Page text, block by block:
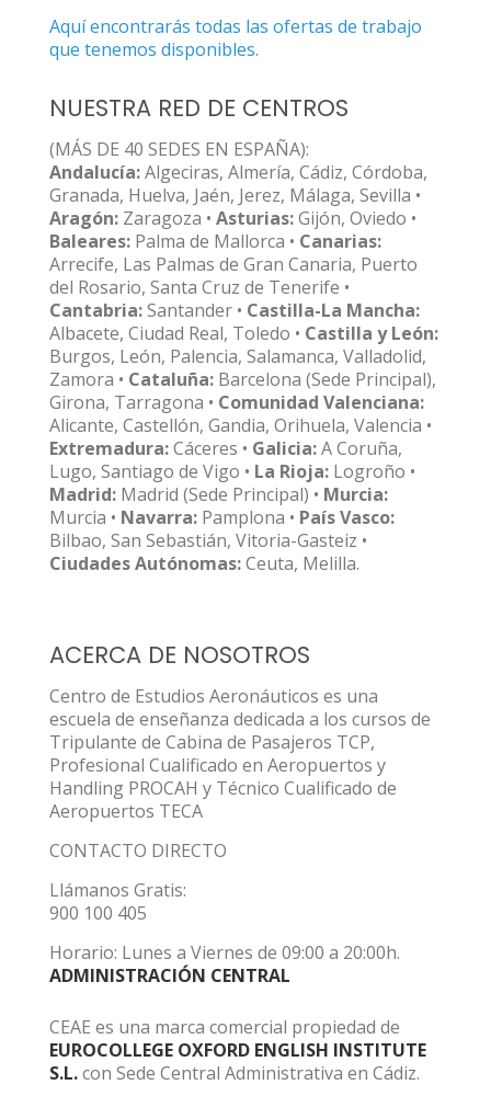
Aquí encontrarás todas las ofertas de trabajo
que tenemos disponibles.
NUESTRA RED DE CENTROS
(MÁS DE 40 SEDES EN ESPAÑA):
Andalucía:Algeciras, Almería, Cádiz, Córdoba,
Granada, Huelva, Jaén, Jerez, Málaga, Sevilla •
Aragón: Zaragoza • Asturias:Gijón, Oviedo •
Baleares: Palma de Mallorca • Canarias:
Arrecife, Las Palmas de Gran Canaria, Puerto
del Rosario, Santa Cruz de Tenerife •
Cantabria:Santander • Castilla-La Mancha:
Albacete, Ciudad Real, Toledo • Castilla y León:
Burgos, León, Palencia, Salamanca, Valladolid,
Zamora • Cataluña: Barcelona (Sede Principal),
Girona, Tarragona • Comunidad Valenciana:
Alicante, Castellón, Gandia, Orihuela, Valencia •
Extremadura:Cáceres • Galicia:A Coruña,
Lugo, Santiago de Vigo • La Rioja: Logroño •
Madrid: Madrid (Sede Principal) • Murcia:
Murcia • Navarra: Pamplona • País Vasco:
Bilbao, San Sebastián, Vitoria-Gasteiz •
Ciudades Autónomas:Ceuta, Melilla.
ACERCA DE NOSOTROS
Centro de Estudios Aeronáuticos es una
escuela de enseñanza dedicada a los cursos de
Tripulante de Cabina de Pasajeros TCP,
Profesional Cualificado en Aeropuertos y
Handling PROCAH y Técnico Cualificado de
Aeropuertos TECA
CONTACTO DIRECTO
Llámanos Gratis:
900 100 405
Horario: Lunes a Viernes de 09:00 a 20:00h.
ADMINISTRACIÓN CENTRAL
CEAE es una marca comercial propiedad de
EUROCOLLEGE OXFORD ENGLISH INSTITUTE
S.L.con Sede Central Administrativa en Cádiz.